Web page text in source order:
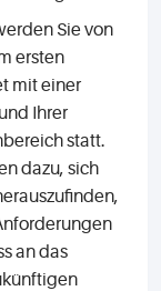
Sie von
ersten
mit einer
Ihrer
statt.
dazu, sich
an das